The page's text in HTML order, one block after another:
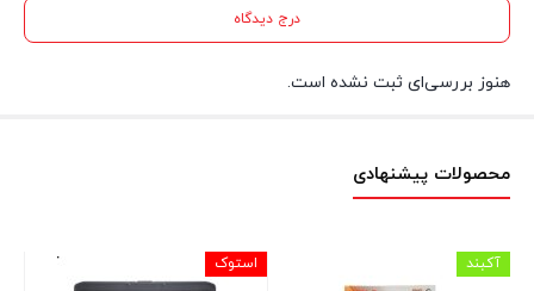
درج دیدگاه
هنوز بررسی‌ای ثبت نشده است.
محصولات پیشنهادی
آکبند استوک